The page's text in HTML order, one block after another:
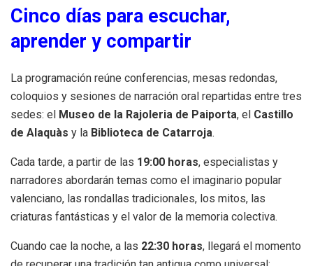
Cinco días para escuchar,
aprender y compartir
La programación reúne conferencias, mesas redondas,
coloquios y sesiones de narración oral repartidas entre tres
sedes: el Museo de la Rajoleria de Paiporta, el Castillo
de Alaquàs y la Biblioteca de Catarroja.
Cada tarde, a partir de las 19:00 horas, especialistas y
narradores abordarán temas como el imaginario popular
valenciano, las rondallas tradicionales, los mitos, las
criaturas fantásticas y el valor de la memoria colectiva.
Cuando cae la noche, a las 22:30 horas, llegará el momento